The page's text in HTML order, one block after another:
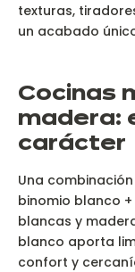
texturas,
un acabado
Cocinas
madera:
carácter
Una
binomio blanco
blancas y
blanco aporta
confort y